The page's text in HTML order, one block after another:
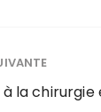
la chirurgie